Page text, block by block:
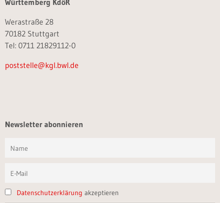
Württemberg KdöR
Werastraße 28
70182 Stuttgart
Tel: 0711 21829112-0
poststelle@kgl.bwl.de
Newsletter abonnieren
Datenschutzerklärung akzeptieren